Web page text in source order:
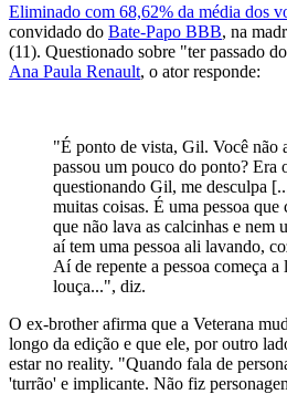
Eliminado com 68,62% da média dos
convidado do Bate-Papo BBB, na
(11). Questionado sobre "ter passado
Ana Paula Renault, o ator responde:
"É ponto de vista, Gil. Você não
passou um pouco do ponto? Era
questionando Gil, me desculpa
muitas coisas. É uma pessoa
que não lava as calcinhas e nem
aí tem uma pessoa ali lavando,
Aí de repente a pessoa começa
louça...", diz.
O ex-brother afirma que a Veterana
longo da edição e que ele, por outro
estar no reality. "Quando fala de
'turrão' e implicante. Não fiz